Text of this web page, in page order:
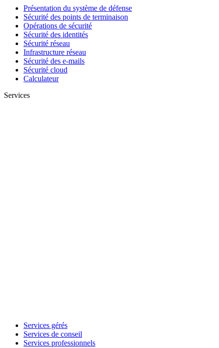
Présentation du système de défense
Sécurité des points de terminaison
Opérations de sécurité
Sécurité des identités
Sécurité réseau
Infrastructure réseau
Sécurité des e-mails
Sécurité cloud
Calculateur
Services
Services gérés
Services de conseil
Services professionnels